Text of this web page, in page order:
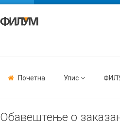
Почетна Упис
Oбавештење о